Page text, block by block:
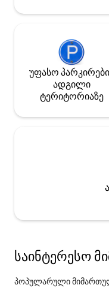
უფასო
ადგილი
ტერიტორიაზე
საინტერესო
პოპულარული